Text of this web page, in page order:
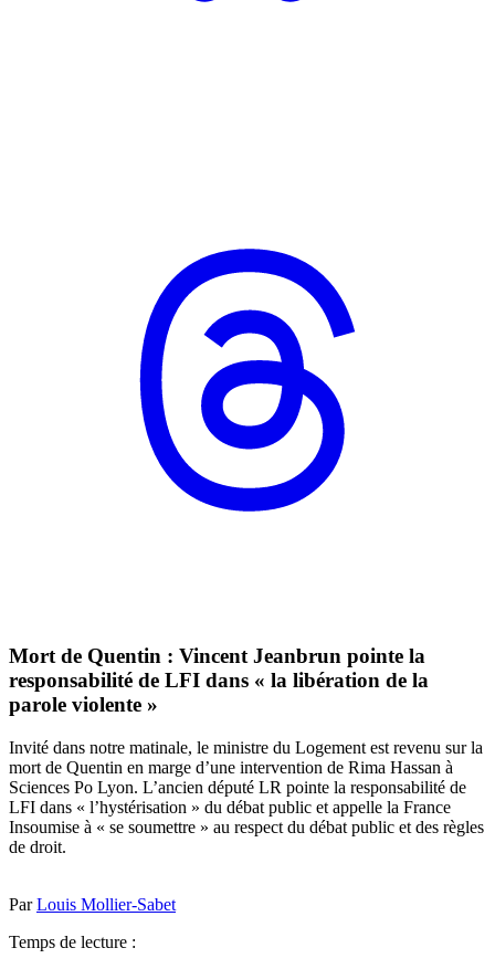
Mort de Quentin : Vincent Jeanbrun pointe la
responsabilité de LFI dans « la libération de la
parole violente »
Invité dans notre matinale, le ministre du Logement est revenu sur la
mort de Quentin en marge d’une intervention de Rima Hassan à
Sciences Po Lyon. L’ancien député LR pointe la responsabilité de
LFI dans « l’hystérisation » du débat public et appelle la France
Insoumise à « se soumettre » au respect du débat public et des règles
de droit.
ParLouis Mollier-Sabet
Temps de lecture :